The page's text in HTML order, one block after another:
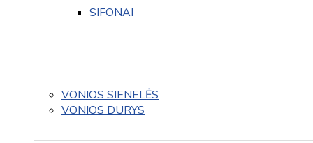
SIFONAI
VONIOS SIENELĖS
VONIOS DURYS